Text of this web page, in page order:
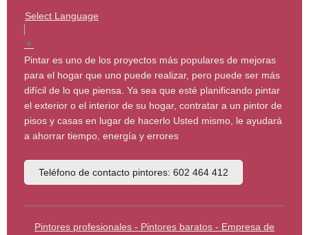
Select Language
▼
Pintar es uno de los proyectos más populares de mejoras
para el hogar que uno puede realizar, pero puede ser más
difícil de lo que piensa. Ya sea que esté planificando pintar
el exterior o el interior de su hogar, contratar a un pintor de
pisos y casas en lugar de hacerlo Usted mismo, le ayudará
a ahorrar tiempo, energía y errores
Teléfono de contacto pintores: 602 464 412
Pintores profesionales - Pintores baratos - Empresa de